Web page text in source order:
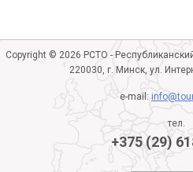
Copyright © 2026 РСТО -
220030, г. Минск, ул.
e-mail:
тел.
+375 (29)